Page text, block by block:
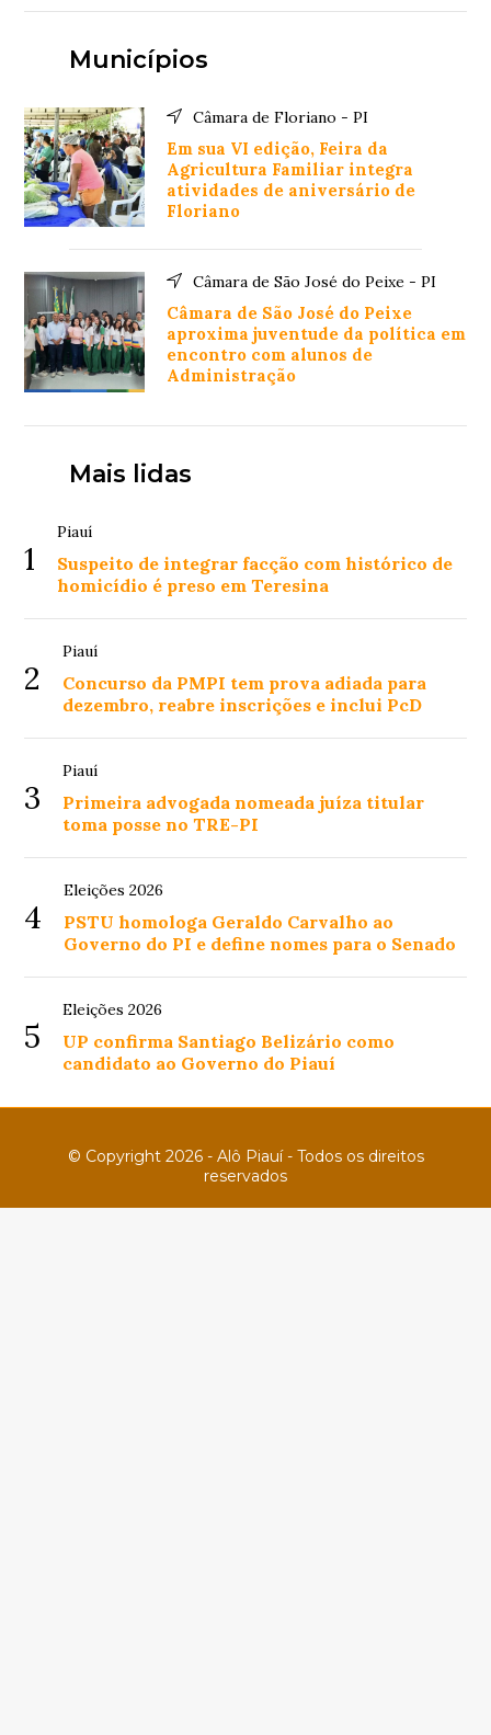
Municípios
Câmara de Floriano - PI
Em sua VI edição, Feira da
Agricultura Familiar integra
atividades de aniversário de
Floriano
Câmara de São José do Peixe - PI
Câmara de São José do Peixe
aproxima juventude da política em
encontro com alunos de
Administração
Mais lidas
1
Piauí
Suspeito de integrar facção com histórico de
homicídio é preso em Teresina
2
Piauí
Concurso da PMPI tem prova adiada para
dezembro, reabre inscrições e inclui PcD
3
Piauí
Primeira advogada nomeada juíza titular
toma posse no TRE-PI
4
Eleições 2026
PSTU homologa Geraldo Carvalho ao
Governo do PI e define nomes para o Senado
5
Eleições 2026
UP confirma Santiago Belizário como
candidato ao Governo do Piauí
© Copyright 2026 - Alô Piauí - Todos os direitos
reservados